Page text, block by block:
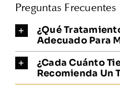
Preguntas Frecuentes
¿Qué
Adecuado Para
¿Cada Cuánto
Recomienda Un